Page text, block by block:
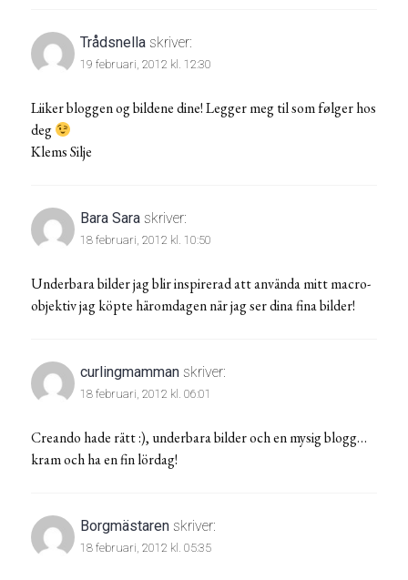
Trådsnella skriver:
19 februari, 2012 kl. 12:30
Liiker bloggen og bildene dine! Legger meg til som følger hos
deg
Klems Silje
Bara Sara skriver:
18 februari, 2012 kl. 10:50
Underbara bilder jag blir inspirerad att använda mitt macro-
objektiv jag köpte häromdagen när jag ser dina fina bilder!
curlingmamman skriver:
18 februari, 2012 kl. 06:01
Creando hade rätt :), underbara bilder och en mysig blogg…
kram och ha en fin lördag!
Borgmästaren skriver:
18 februari, 2012 kl. 05:35